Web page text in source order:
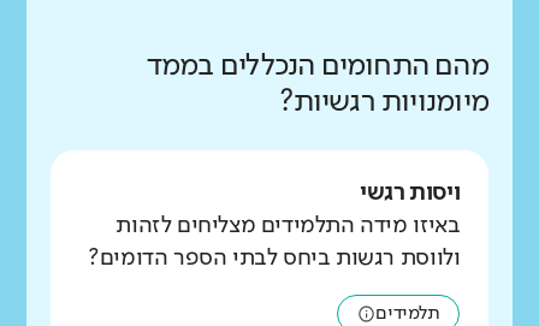
מהם התחומים הנכללים בממד
מיומנויות רגשיות?
ויסות רגשי
באיזו מידה התלמידים מצליחים לזהות
ולווסת רגשות ביחס לבתי הספר הדומים?
תלמידים